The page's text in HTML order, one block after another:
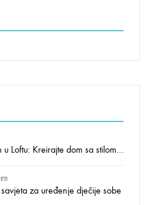
Kućni sajam u Loftu: Kreirajte dom sa stilom i udobnošću uz velike uštede!
za uređenje dječije sobe